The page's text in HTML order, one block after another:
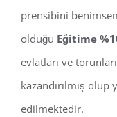
prensibini
olduğu Eğitime
evlatları ve
kazandırılmış
edilmektedir.